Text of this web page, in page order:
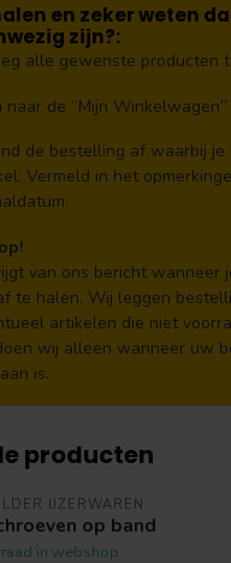
en zeker weten
zijn?:
alle gewenste producten
naar de “Mijn
de bestelling af waarbij
Vermeld in het
van ons bericht
te halen. Wij leggen
artikelen die niet
wij alleen wanneer uw
is.
producten
IJZERWAREN
op band
in webshop